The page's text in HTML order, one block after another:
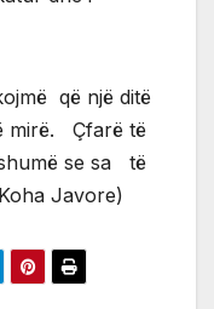
që një ditë
mirë. Çfarë të
se sa të
Javore)